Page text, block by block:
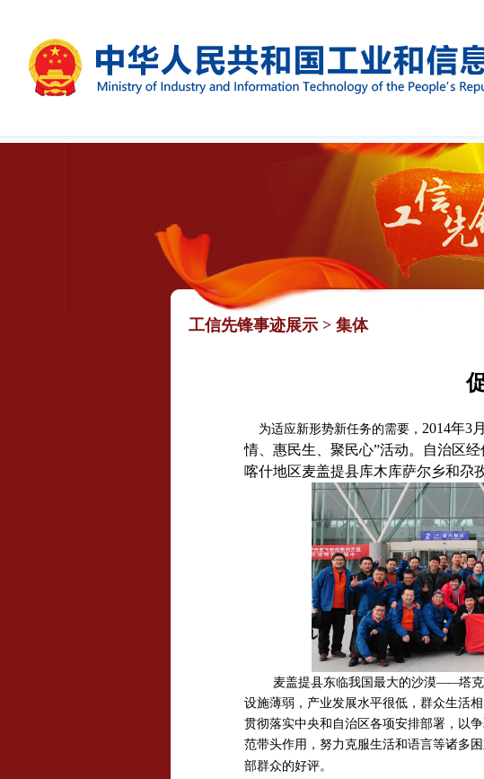
工信先锋事迹展示 > 集体
为适应新形势新任务的需要， 2014年3
情、惠民生、聚民心”活动。自治区
喀什地区麦盖提县库木库萨尔乡和尕
麦盖提县东临我国最大的沙漠——塔
设施薄弱，产业发展水平很低，群众生活
贯彻落实中央和自治区各项安排部署，以
范带头作用，努力克服生活和语言等诸多
部群众的好评。